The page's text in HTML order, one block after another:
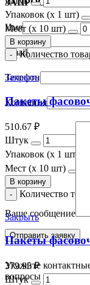
ЗАПРОС
Имя
Email
Телефон
Компания
Ваше сообщение
Укажите
вопросы и
Упаковок (x 1 шт)
Мест (x 10 шт)
В корзину
Количество
Закрыть
Пакеты
510.67 ₽
Штук
Упаковок (x 1 шт)
Мест (x 10 шт)
В корзину
Количество
Закрыть
Пакеты
379.95₽
Штук